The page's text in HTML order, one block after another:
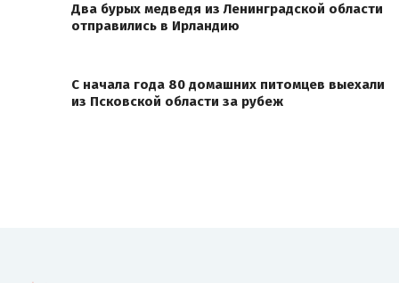
Два бурых медведя из Ленинградской области
отправились в Ирландию
С начала года 80 домашних питомцев выехали
из Псковской области за рубеж